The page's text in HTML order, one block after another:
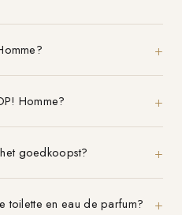
Homme?
goedkoopst?
toilette en eau de parfum?